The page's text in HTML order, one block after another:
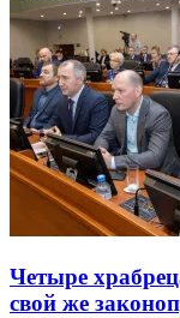
Четыре
свой же